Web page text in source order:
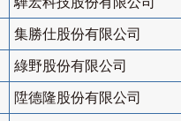
集勝仕股份有限公司
綠野股份有限公司
陞德隆股份有限公司